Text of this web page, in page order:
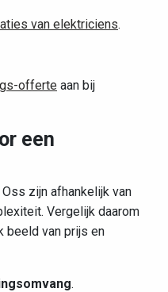
van elektriciens.
offerte aan bij
een
zijn afhankelijk van
Vergelijk daarom
beeld van prijs en
.